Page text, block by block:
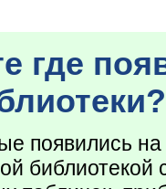
где
появились
библиотекой